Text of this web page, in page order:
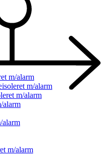
m/alarm
m/alarm
m/alarm
alarm
alarm
m/alarm